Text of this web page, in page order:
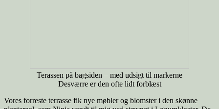
Terassen på bagsiden – med udsigt til markerne
Desværre er den ofte lidt forblæst
Vores forreste terrasse fik nye møbler og blomster i den skønne